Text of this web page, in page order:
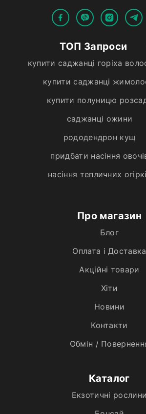
ТОП Запроси
купити саджанці горіха
купити саджанці
купити полуницю
саджанці ожини
рододендрон кущ
придбати насіння
насіння тепличних
Про магазин
Блог
Оплата і Доставка
Акційні товари
Хiти
Новини
Контакти
Обмін /
Каталог
Екзотичні рослини